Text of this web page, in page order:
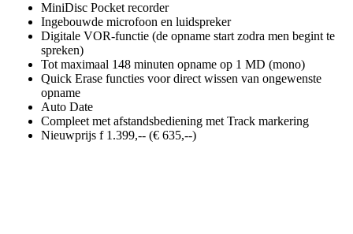
MiniDisc Pocket recorder
Ingebouwde microfoon en luidspreker
Digitale VOR-functie (de opname start zodra men begint te
spreken)
Tot maximaal 148 minuten opname op 1 MD (mono)
Quick Erase functies voor direct wissen van ongewenste
opname
Auto Date
Compleet met afstandsbediening met Track markering
Nieuwprijs f 1.399,-- (€ 635,--)